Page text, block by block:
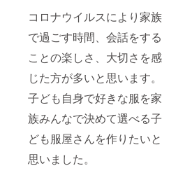
コロナウイルスにより家族
で過ごす時間、会話をする
ことの楽しさ、大切さを感
じた方が多いと思います。
子ども自身で好きな服を家
族みんなで決めて選べる子
ども服屋さんを作りたいと
思いました。